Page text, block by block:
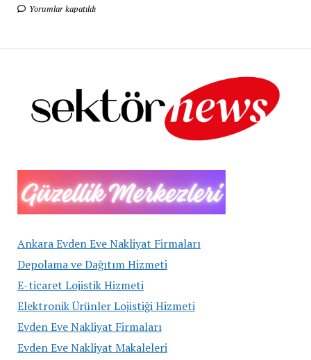
Yorumlar kapatıldı
Ankara Evden Eve Nakliyat Firmaları
Depolama ve Dağıtım Hizmeti
E-ticaret Lojistik Hizmeti
Elektronik Ürünler Lojistiği Hizmeti
Evden Eve Nakliyat Firmaları
Evden Eve Nakliyat Makaleleri